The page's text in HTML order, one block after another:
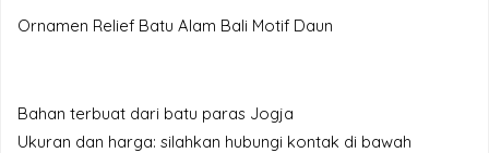
Ornamen Relief Batu Alam Bali Motif Daun
Bahan terbuat dari batu paras Jogja
Ukuran dan harga: silahkan hubungi kontak di bawah